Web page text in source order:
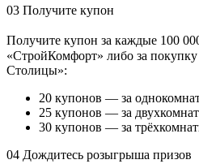
03 Получите купон
Получите купон за каждые 100
«СтройКомфорт» либо за
Столицы»:
20 купонов — за
25 купонов — за
30 купонов — за
04 Дождитесь розыгрыша призов